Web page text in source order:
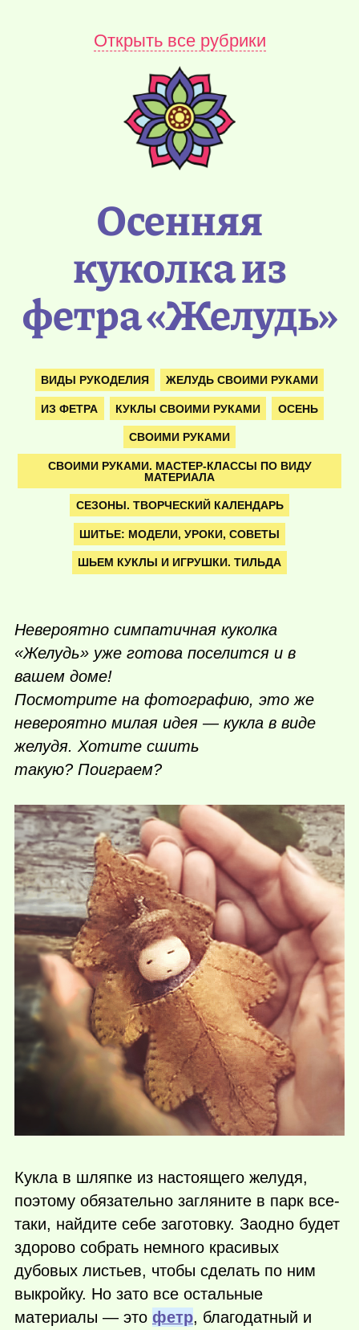
Открыть все рубрики
Осенняя
куколка из
фетра «Желудь»
ВИДЫ РУКОДЕЛИЯ ЖЕЛУДЬ СВОИМИ РУКАМИ
ИЗ ФЕТРА КУКЛЫ СВОИМИ РУКАМИ ОСЕНЬ
СВОИМИ РУКАМИ
СВОИМИ РУКАМИ. МАСТЕР-КЛАССЫ ПО ВИДУ
МАТЕРИАЛА
СЕЗОНЫ. ТВОРЧЕСКИЙ КАЛЕНДАРЬ
ШИТЬЕ: МОДЕЛИ, УРОКИ, СОВЕТЫ
ШЬЕМ КУКЛЫ И ИГРУШКИ. ТИЛЬДА
Невероятно симпатичная куколка
«Желудь» уже готова поселится и в
вашем доме!
Посмотрите на фотографию, это же
невероятно милая идея — кукла в виде
желудя. Хотите сшить
такую? Поиграем?
Кукла в шляпке из настоящего желудя,
поэтому обязательно загляните в парк все-
таки, найдите себе заготовку. Заодно будет
здорово собрать немного красивых
дубовых листьев, чтобы сделать по ним
выкройку. Но зато все остальные
материалы — это фетр, благодатный и